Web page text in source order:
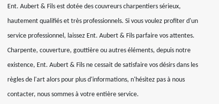
Ent. Aubert & Fils est dotée des couvreurs charpentiers sérieux,
hautement qualifiés et très professionnels. Si vous voulez profiter d'un
service professionnel, laissez Ent. Aubert & Fils parfaire vos attentes.
Charpente, couverture, gouttière ou autres éléments, depuis notre
existence, Ent. Aubert & Fils ne cessait de satisfaire vos désirs dans les
règles de l'art alors pour plus d'informations, n'hésitez pas à nous
contacter, nous sommes à votre entière service.